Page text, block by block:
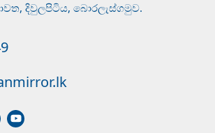
දිවුලපිටිය, බොරලැස්ගමුව.